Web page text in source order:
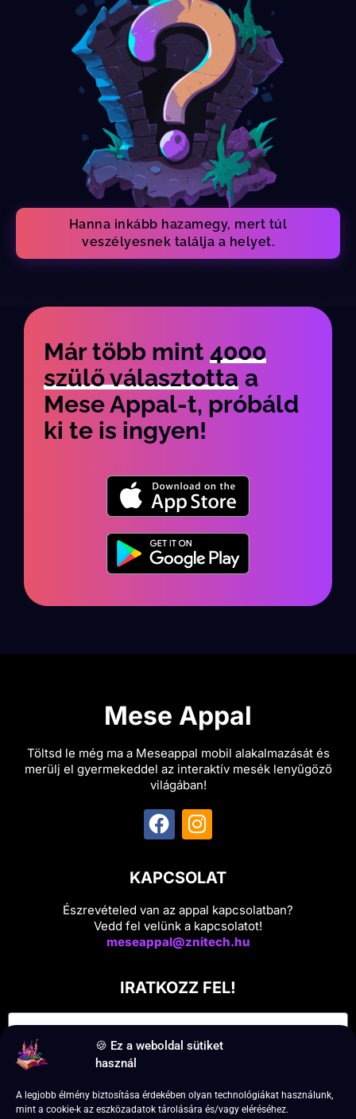
🍪 Ez a weboldal sütiket
használ
A legjobb élmény biztosítása érdekében olyan technológiákat használunk,
mint a cookie-k az eszközadatok tárolására és/vagy eléréséhez.
Hanna inkább hazamegy, mert túl
veszélyesnek találja a helyet.
Már több mint 4000
szülő választotta a
Mese Appal-t, próbáld
ki te is ingyen!
Mese Appal
Töltsd le még ma a Meseappal mobil alakalmazását és
merülj el gyermekeddel az interaktív mesék lenyűgöző
világában!
KAPCSOLAT
Észrevételed van az appal kapcsolatban?
Vedd fel velünk a kapcsolatot!
meseappal@znitech.hu
IRATKOZZ FEL!